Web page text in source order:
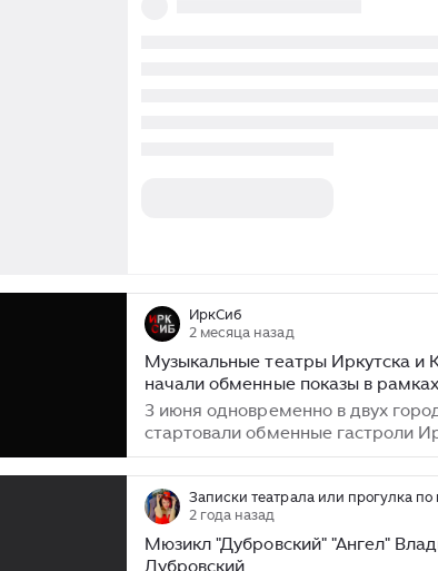
ИркСиб
2 месяца назад
Музыкальные театры Иркутска и
начали обменные показы в рамках
программы «Большие гастроли»
3 июня одновременно в двух
стартовали обменные гастроли
областного музыкального
Загурского и Государственного
музыкального театра Кузбасса
народного артиста РФ А. К.
Мероприятия проходят в рамках
межрегионального направления
Записки театрала или прогулка по
2 года назад
Мюзикл "Дубровский" "Ангел"
Дубровский